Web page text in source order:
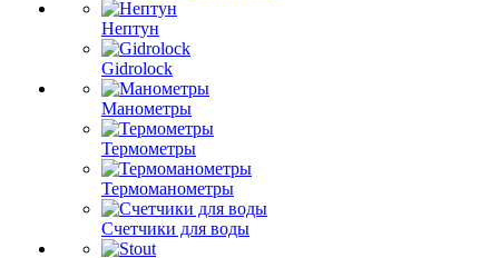
Нептун
Gidrolock
Манометры
Термометры
Термоманометры
Счетчики для воды